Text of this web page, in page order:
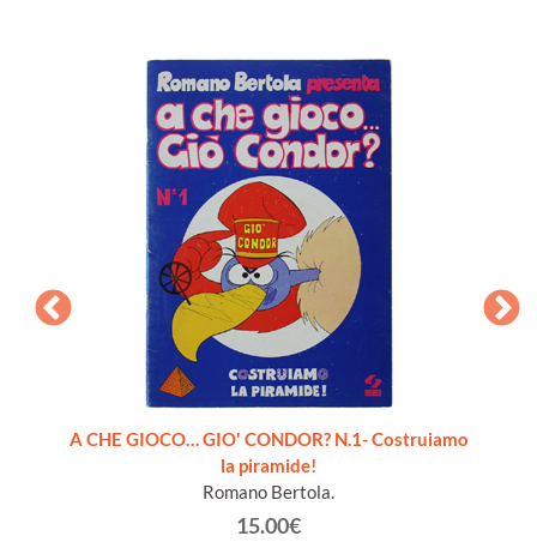
A CHE GIOCO… GIO' CONDOR? N.1- Costruiamo
la piramide!
Romano Bertola.
15.00€